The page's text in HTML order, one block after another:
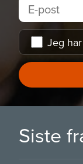
Jeg
Siste